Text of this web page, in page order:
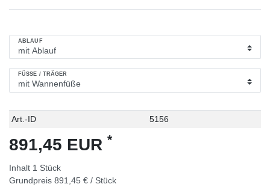
ABLAUF
FÜSSE / TRÄGER
Technisches
Wert
Art.-ID 5156
891,45 EUR *
Inhalt 1 Stück
Grundpreis 891,45 € / Stück